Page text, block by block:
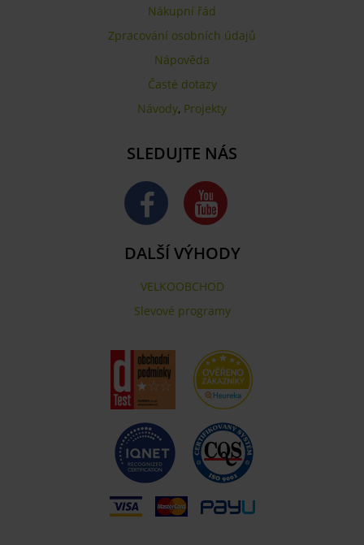
Nákupní řád
Zpracování osobních údajů
Nápověda
Časté dotazy
Návody, Projekty
SLEDUJTE NÁS
DALŠÍ VÝHODY
VELKOOBCHOD
Slevové programy